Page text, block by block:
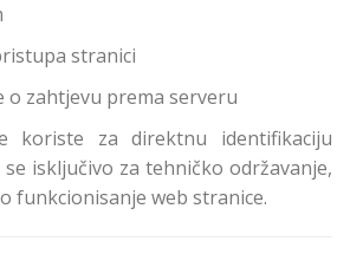
stranici
o zahtjevu prema serveru
koriste za direktnu identifikaciju
isključivo za tehničko održavanje,
funkcionisanje web stranice.